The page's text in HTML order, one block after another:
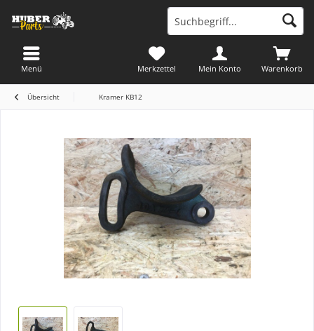
Warenkorb
Merkzettel Mein Konto
Menü
Übersicht Kramer KB12